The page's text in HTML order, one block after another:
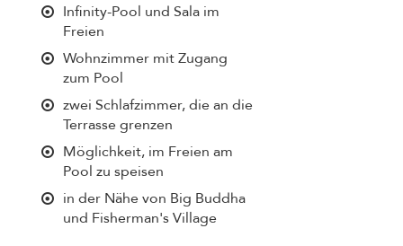
Infinity-Pool und Sala im
Freien
Wohnzimmer mit Zugang
zum Pool
zwei Schlafzimmer, die an die
Terrasse grenzen
Möglichkeit, im Freien am
Pool zu speisen
in der Nähe von Big Buddha
und Fisherman's Village